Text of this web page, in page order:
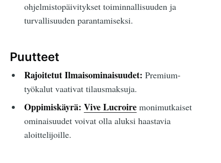
ohjelmistopäivitykset toiminnallisuuden ja
turvallisuuden parantamiseksi.
Puutteet
Rajoitetut Ilmaisominaisuudet: Premium-
työkalut vaativat tilausmaksuja.
Oppimiskäyrä: Vive Lucroiremonimutkaiset
ominaisuudet voivat olla aluksi haastavia
aloittelijoille.